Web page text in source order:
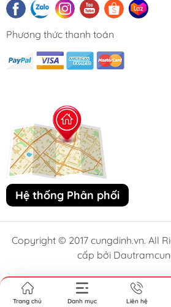
Phương thức thanh toán
Hệ thống Phân phối
Copyright © 2017 cungdinh.vn. All
cấp bởi
Trang chủ Danh mục Liên hệ